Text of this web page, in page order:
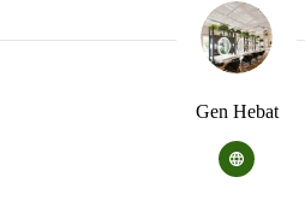
Gen Hebat